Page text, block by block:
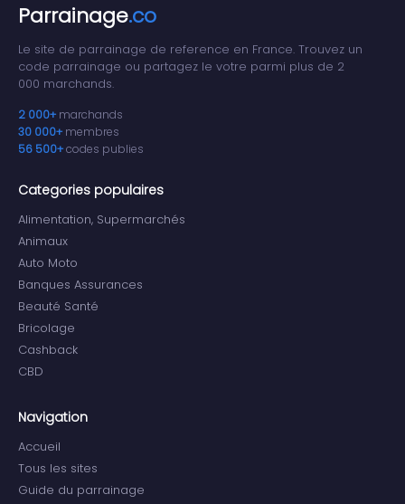
Parrainage.co
Le site de parrainage de reference en France. Trouvez un
code parrainage ou partagez le votre parmi plus de 2
000 marchands.
2 000+ marchands
30 000+ membres
56 500+codes publies
Categories populaires
Alimentation, Supermarchés
Animaux
Auto Moto
Banques Assurances
Beauté Santé
Bricolage
Cashback
CBD
Navigation
Accueil
Tous les sites
Guide du parrainage